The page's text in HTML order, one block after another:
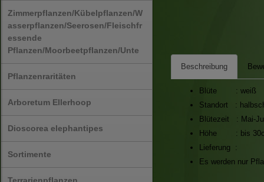
Zimmerpflanzen/Kübelpflanzen/W
asserpflanzen/Seerosen/Fleischfr
essende
Pflanzen/Moorbeetpflanzen/Unte
Pflanzenraritäten
Arboretum Ellerhoop
Dioscorea elephantipes
Sortimente
Beschreibung
Blüte : weiß
Standort :
Blütezeit : Mai-
Höhe : bis
Lieferung :
Es werden nur